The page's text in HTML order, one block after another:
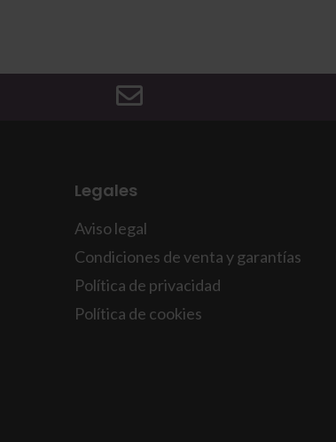
Legales
Aviso legal
Condiciones de venta y garantías
Política de privacidad
Política de cookies